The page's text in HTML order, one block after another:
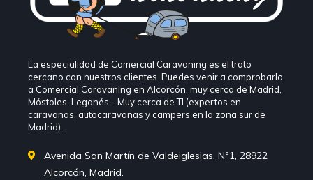
La especialidad de Comercial Caravaning es el trato
cercano con nuestros clientes. Puedes venir a comprobarlo
a Comercial Caravaning en Alcorcón, muy cerca de Madrid,
Móstoles, Leganés… Muy cerca de TI (expertos en
caravanas, autocaravanas y campers en la zona sur de
Madrid).
Avenida San Martín de Valdeiglesias, Nº1, 28922
Alcorcón, Madrid.